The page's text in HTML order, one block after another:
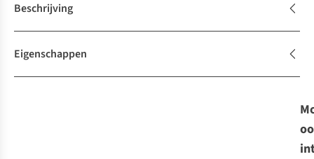
Beschrijving
Eigenschappen